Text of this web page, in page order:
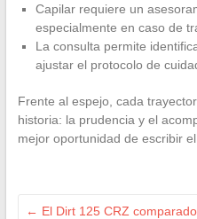
Capilar requiere un
especialmente en caso de
La consulta permite
ajustar el protocolo de
Frente al espejo, cada
historia: la prudencia y el
mejor oportunidad de escribir
← El Dirt 125 CRZ